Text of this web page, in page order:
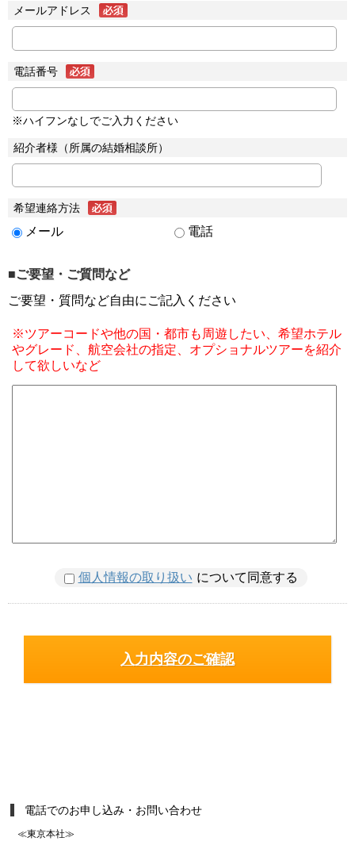
メールアドレス
電話番号
※ハイフンなしでご入力ください
紹介者様（所属の結婚相談所）
希望連絡方法
メール 電話
■ご要望・ご質問など
ご要望・質問など自由にご記入ください
※ツアーコードや他の国・都市も周遊したい、希望ホテル
やグレード、航空会社の指定、オプショナルツアーを紹介
して欲しいなど
個人情報の取り扱い について同意する
電話でのお申し込み・お問い合わせ
≪東京本社≫